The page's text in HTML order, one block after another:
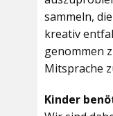
sammeln,
kreativ
genommen
Mitsprache
Kinder